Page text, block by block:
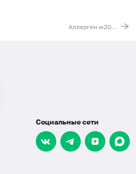
Аллерген w203 - рапс капуста (пыльца), IgE (ImmunoCAP)
Социальные сети